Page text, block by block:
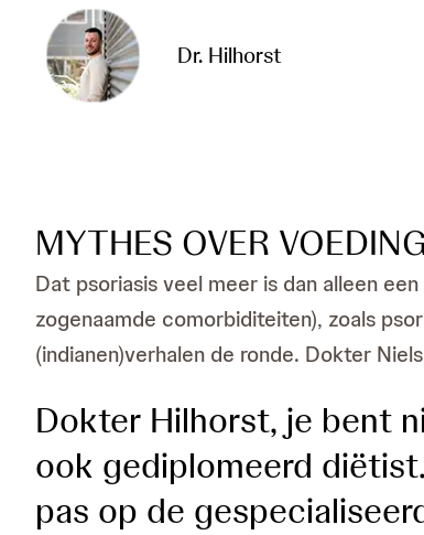
Dr. Hilhorst
MYTHES OVER
Dat psoriasis veel meer is dan alleen
zogenaamde comorbiditeiten), zoals
(indianen)verhalen de ronde. Dokter
Dokter Hilhorst, je bent
ook gediplomeerd
pas op de